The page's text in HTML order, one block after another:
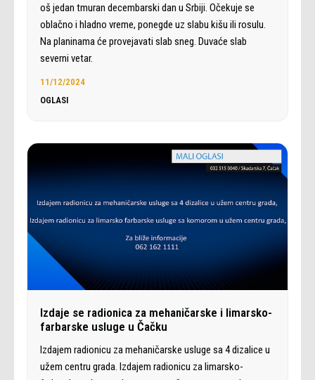
oš jedan tmuran decembarski dan u Srbiji. Očekuje se
oblačno i hladno vreme, ponegde uz slabu kišu ili rosulu.
Na planinama će provejavati slab sneg. Duvaće slab
severni vetar.
11/12/2024
OGLASI
Izdaje se radionica za mehaničarske i limarsko-
farbarske usluge u Čačku
Izdajem radionicu za mehaničarske usluge sa 4 dizalice u
užem centru grada. Izdajem radionicu za limarsko-